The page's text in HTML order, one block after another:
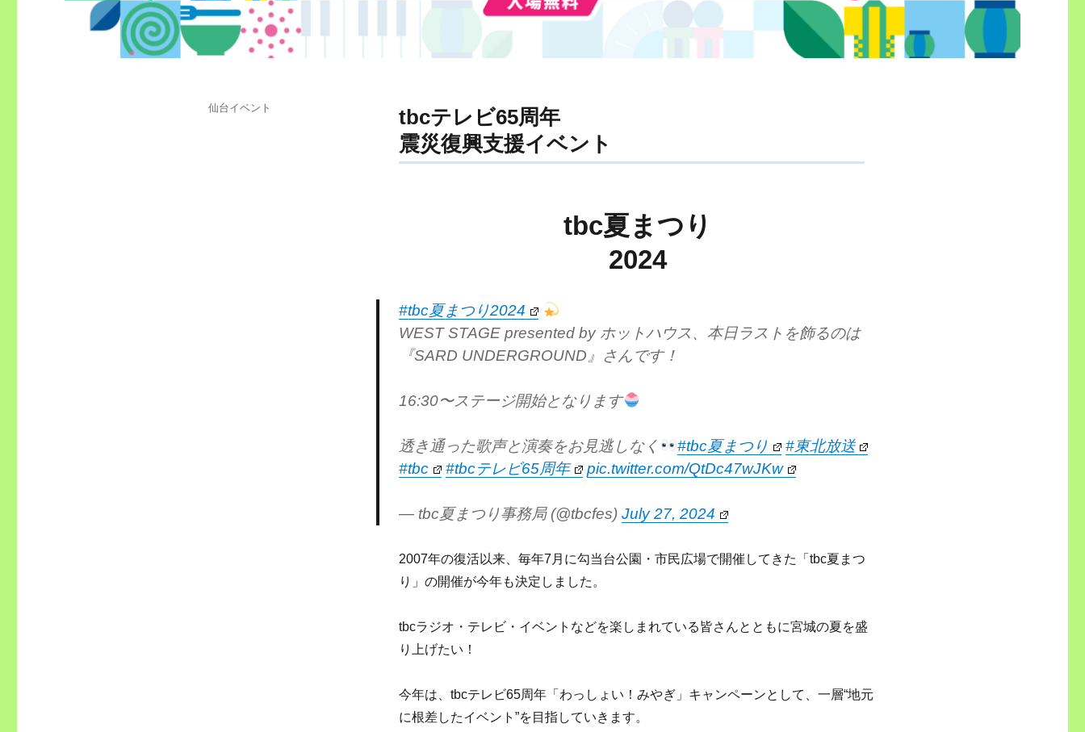
tbcテレビ65周年
震災復興支援イベント
tbc夏まつり
2024
#tbc夏まつり2024
WEST STAGE presented by ホットハウス、本日ラストを飾るのは
『SARD UNDERGROUND』さんです！
16:30〜ステージ開始となります
透き通った歌声と演奏をお見逃しなく #tbc夏まつり
#東北放送
#tbc
#tbcテレビ65周年 pic.twitter.com/QtDc47wJKw
— tbc夏まつり事務局 (@tbcfes)July 27, 2024
2007年の復活以来、毎年7月に勾当台公園・市民広場で開催してきた「tbc夏まつ
り」の開催が今年も決定しました。
tbcラジオ・テレビ・イベントなどを楽しまれている皆さんとともに宮城の夏を盛
り上げたい！
今年は、tbcテレビ65周年「わっしょい！みやぎ」キャンペーンとして、一層“地元
に根差したイベント”を目指していきます。
投
カ
仙台イベント